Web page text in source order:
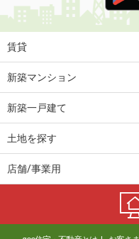
賃貸
新築マンション
新築一戸建て
土地を探す
店舗/事業用